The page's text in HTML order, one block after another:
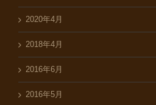
2020年4月
2018年4月
2016年6月
2016年5月